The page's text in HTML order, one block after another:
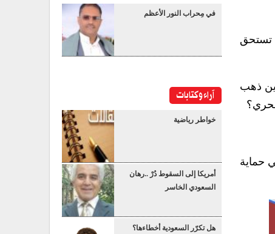
تستحق
ذهب
حماية
في مِحراب النور الأعظم
آراء وكتابات
خواطر رياضية
أمريكا إلى السقوط دُرْ ..رهان
السعودي الخاسر
هل تكرّر السعودية أخطاءها؟